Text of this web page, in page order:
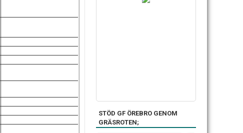
STÖD GF ÖREBRO GENOM
GRÄSROTEN;